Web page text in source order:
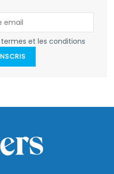
et les conditions